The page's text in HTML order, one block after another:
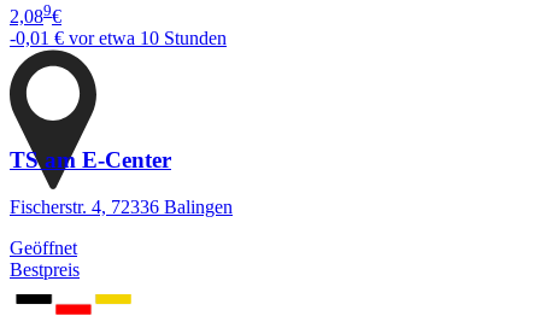
2,089€
-0,01 € vor etwa 10 Stunden
TS am E-Center
Fischerstr. 4, 72336 Balingen
Geöffnet
Bestpreis